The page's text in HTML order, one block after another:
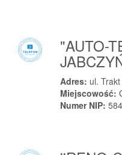
"AUTO-
Adres: ul.
Miejscowość:
Numer NIP: